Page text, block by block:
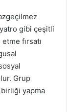
gibi çeşitli
fırsatı
Grup
birliği yapma